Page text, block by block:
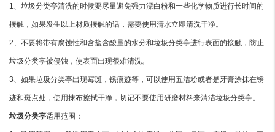
1、垃圾分类亭清洗的时候要尽量避免强力漂白粉和一些化学物质进行长时间的
接触，如果发生以上材质接触的话，需要使用清水立即清洗干净。
2、不要将带有腐蚀性和含盐含酸量的水分和垃圾分类亭进行表面的接触，防止
垃圾分类亭被侵蚀，使表面出现很难清洗。
3、如果垃圾分类亭出现霉斑，锈痕迹等，可以使用五洁粉或者是牙膏涂抹在锈
迹和斑点处，使用抹布擦拭干净，切记不要使用研磨材料来清洁垃圾分类亭。
垃圾分类亭适用范围：